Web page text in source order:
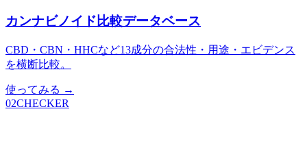
カンナビノイド比較データベース
CBD・CBN・HHCなど13成分の合法性・用途・エビデンス
を横断比較。
使ってみる →
02CHECKER